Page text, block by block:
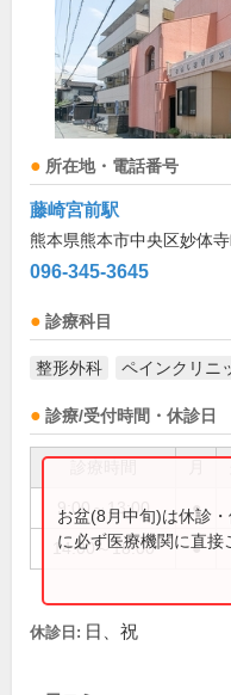
所在地・電話番号
藤崎宮前駅
熊本県熊本市中央区妙体
096-345-3645
診療科目
整形外科 ペインクリニ
診療/受付時間・休診日
9:00～13:00 ●
14:00～18:00 ●
お盆(8月中旬)は休診
に必ず医療機関に直接
休診日: 日、祝